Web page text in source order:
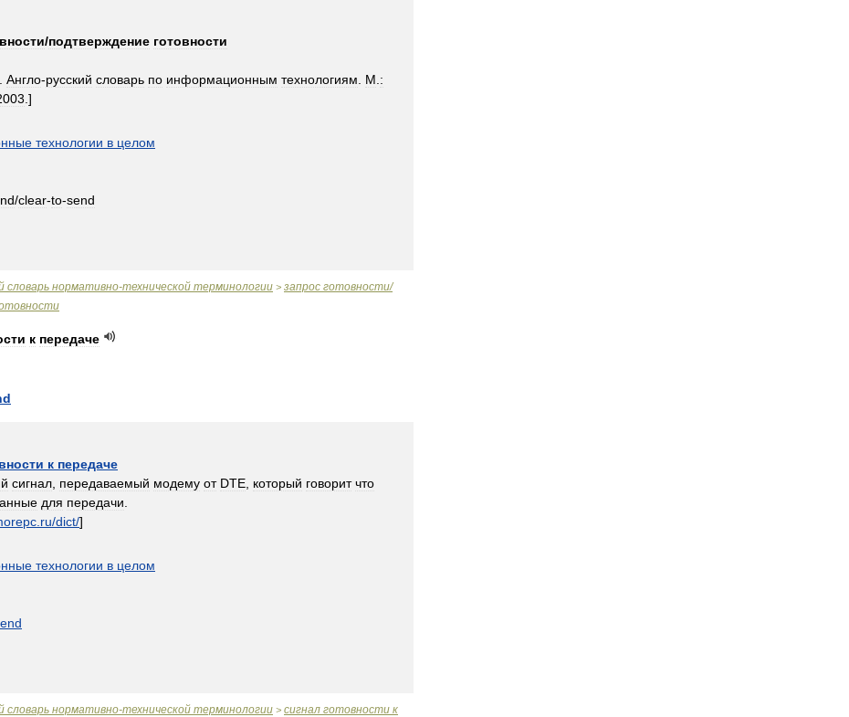
/подтверждение готовности
Англо-русский словарь по информационным технологиям М :
.]
технологии в целом
/clear-to-send
словарь нормативно-технической терминологии > запрос готовности/
к передаче
к передаче
сигнал передаваемый модему от DTE который говорит что
для передачи
ru/dict/]
технологии в целом
словарь нормативно-технической терминологии > сигнал готовности к